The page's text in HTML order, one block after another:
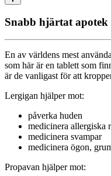
Snabb hjärtat
En av världens mest
som här är en tablett som
är de vanligast för att
Lergigan hjälper mot:
påverka huden
medicinera allergiska
medicinera svampar
medicinera ögon,
Propavan hjälper mot: